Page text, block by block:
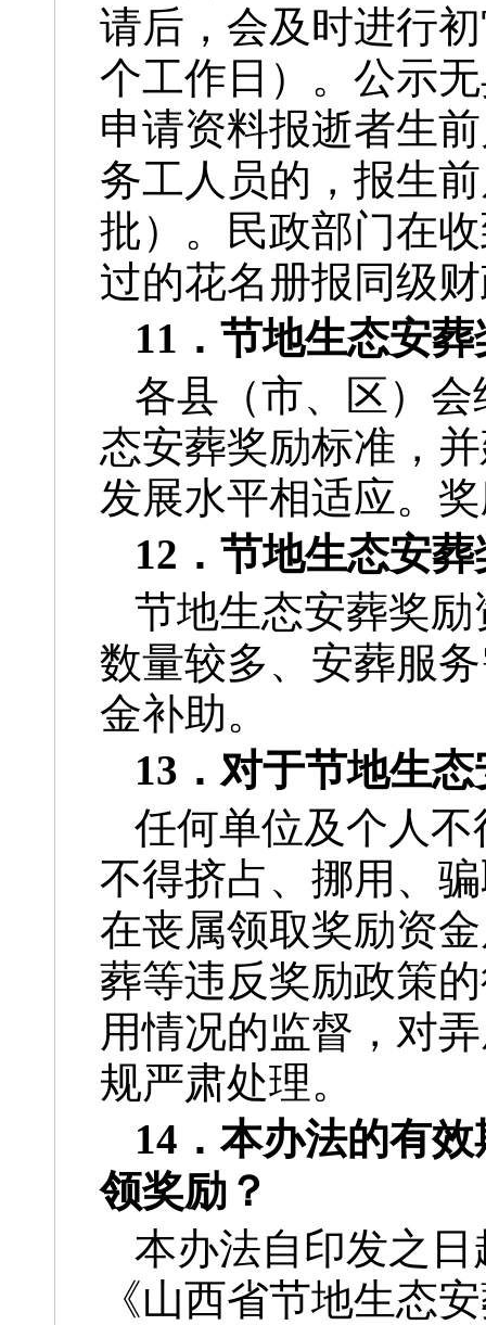
请后，会及时进行
个工作日）。公示
申请资料报逝者生
务工人员的，报生
批）。民政部门在
过的花名册报同级
11．节地生态安
各县（市、区）
态安葬奖励标准，
发展水平相适应。
12．节地生态安
节地生态安葬奖
数量较多、安葬服
金补助。
13．对于节地生
任何单位及个人
不得挤占、挪用、
在丧属领取奖励资
葬等违反奖励政策
用情况的监督，对
规严肃处理。
14．本办法的有
领奖励？
本办法自印发之
《山西省节地生态